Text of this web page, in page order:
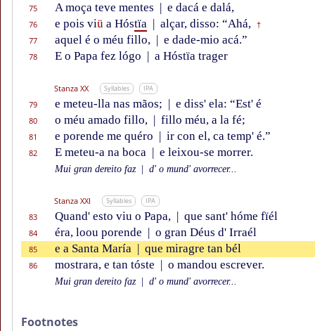
75 A moça teve mentes | e dacá e dalá,
76 e pois viü a Hóstïa | alçar, disso: “Ahá, †
77 aquel é o méu fillo, | e dade-mio acá.”
78 E o Papa fez lógo | a Hóstïa trager
Stanza XX Syllables IPA
79 e meteu-lla nas mãos; | e diss' ela: “Est' é
80 o méu amado fillo, | fillo méu, a la fé;
81 e porende me quéro | ir con el, ca temp' é.”
82 E meteu-a na boca | e leixou-se morrer.
Mui gran dereito faz d' o mund' avorrecer...
Stanza XXI Syllables IPA
83 Quand' esto viu o Papa, | que sant' hóme fïél
84 éra, loou porende | o gran Déus d' Irraél
85 e a Santa María | que miragre tan bél
86 mostrara, e tan tóste | o mandou escrever.
Mui gran dereito faz d' o mund' avorrecer...
Footnotes